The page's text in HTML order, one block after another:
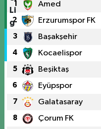
1 Amed
2 Erzurumspor FK
3 Başakşehir
4 Kocaelispor
5 Beşiktaş
6 Eyüpspor
7 Galatasaray
8 Çorum FK